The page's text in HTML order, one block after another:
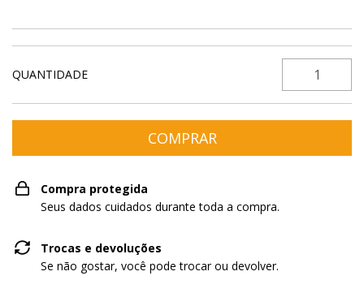
QUANTIDADE
Compra protegida
Seus dados cuidados durante toda a compra.
Trocas e devoluções
Se não gostar, você pode trocar ou devolver.